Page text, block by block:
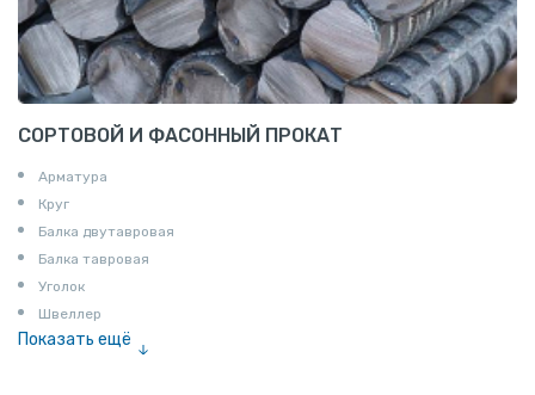
СОРТОВОЙ И ФАСОННЫЙ ПРОКАТ
Арматура
Круг
Балка двутавровая
Балка тавровая
Уголок
Швеллер
Показать ещё